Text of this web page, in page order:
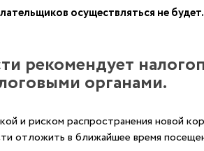
осуществляться не будет.
рекомендует
органами.
и риском распространения новой
отложить в ближайшее время